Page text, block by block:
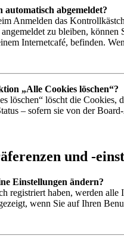
abgemeldet?
Anmelden das
zu bleiben, können
Internetcafé, befinden.
„Alle Cookies löschen“?
löschen“ löscht die Cookies,
– sofern sie von der
und -
Einstellungen ändern?
registriert haben, werden
wenn Sie auf Ihren